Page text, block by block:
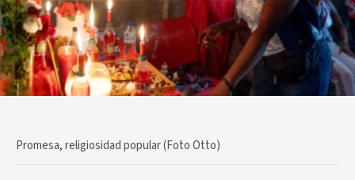
Promesa, religiosidad popular (Foto Otto)